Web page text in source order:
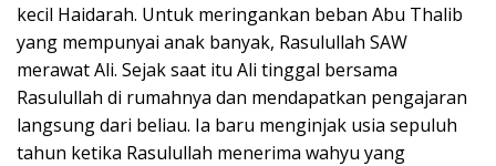
kecil Haidarah. Untuk meringankan beban Abu Thalib
yang mempunyai anak banyak, Rasulullah SAW
merawat Ali. Sejak saat itu Ali tinggal bersama
Rasulullah di rumahnya dan mendapatkan pengajaran
langsung dari beliau. Ia baru menginjak usia sepuluh
tahun ketika Rasulullah menerima wahyu yang